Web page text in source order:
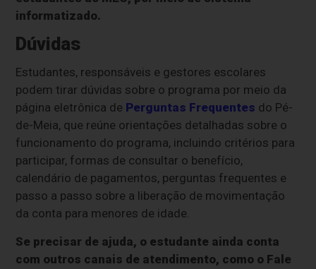
informatizado.
Dúvidas
Estudantes, responsáveis e gestores escolares
podem tirar dúvidas sobre o programa por meio da
página eletrônica de Perguntas Frequentes do Pé-
de-Meia, que reúne orientações detalhadas sobre o
funcionamento do programa, incluindo critérios para
participar, formas de consultar o benefício,
calendário de pagamentos, perguntas frequentes e
passo a passo sobre a liberação de movimentação
da conta para menores de idade.
Se precisar de ajuda, o estudante ainda conta
com outros canais de atendimento, como o Fale